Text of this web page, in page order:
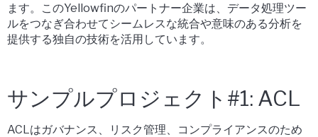
ます。このYellowfinのパートナー企業は、データ処理ツー
ルをつなぎ合わせてシームレスな統合や意味のある分析を
提供する独自の技術を活用しています。
サンプルプロジェクト#1: ACL
ACLはガバナンス、リスク管理、コンプライアンスのため